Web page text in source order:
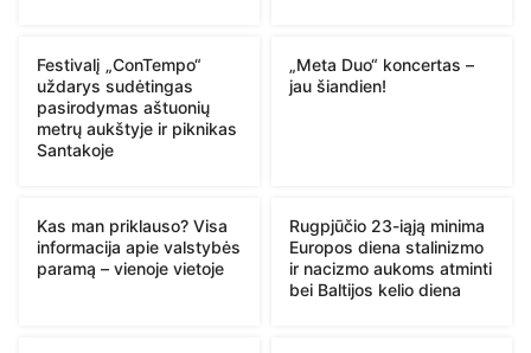
Festivalį „ConTempo“
uždarys sudėtingas
pasirodymas aštuonių
metrų aukštyje ir piknikas
Santakoje
„Meta Duo“ koncertas –
jau šiandien!
Kas man priklauso? Visa
informacija apie valstybės
paramą – vienoje vietoje
Rugpjūčio 23-iąją minima
Europos diena stalinizmo
ir nacizmo aukoms atminti
bei Baltijos kelio diena